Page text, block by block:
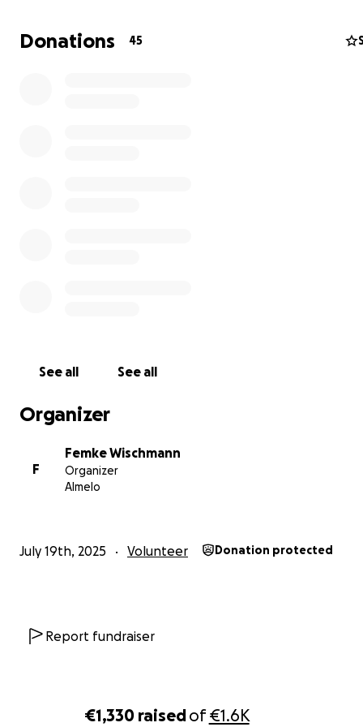
€1,330 raisedof€1.6K
Elke donatie – groot of klein – helpt hem om spullen
schaffen of te vervoeren, zodat de kinderen in dit
Donations 45
See all See all
Organizer
F
Femke Wischmann
Organizer
Almelo
July 19th, 2025 Volunteer Donation protected
Report fundraiser